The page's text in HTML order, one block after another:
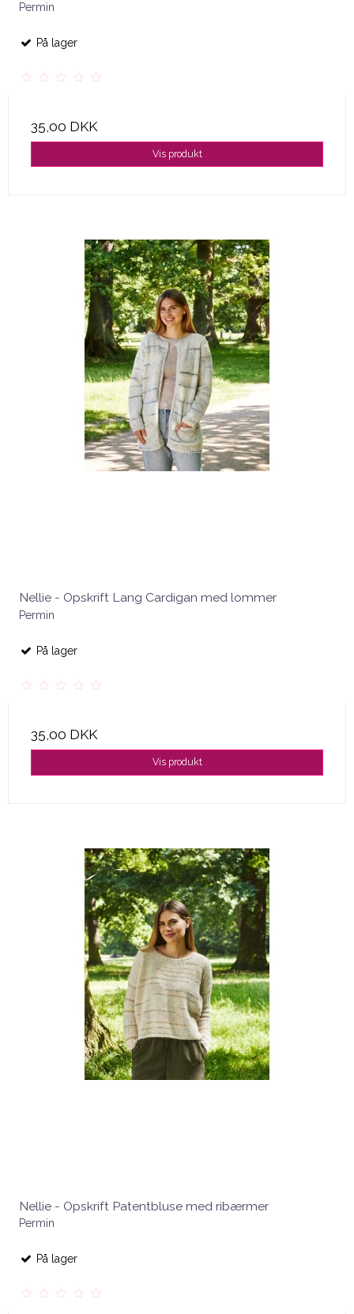
Permin
På lager
35,00 DKK
Vis produkt
Nellie - Opskrift Lang Cardigan med lommer
Permin
På lager
35,00 DKK
Vis produkt
Nellie - Opskrift Patentbluse med ribærmer
Permin
På lager